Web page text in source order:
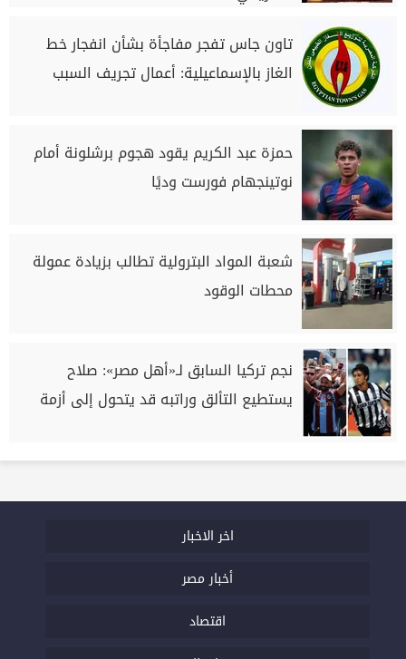
تاون جاس تفجر مفاجأة بشأن انفجار خط
الغاز بالإسماعيلية: أعمال تجريف السبب
حمزة عبد الكريم يقود هجوم برشلونة أمام
نوتينجهام فورست وديًا
شعبة المواد البترولية تطالب بزيادة عمولة
محطات الوقود
نجم تركيا السابق لـ«أهل مصر»: صلاح
يستطيع التألق وراتبه قد يتحول إلى أزمة
اخر الاخبار
أخبار مصر
اقتصاد